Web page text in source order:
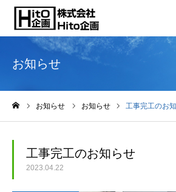
お知らせ
お知らせ お知らせ 工事完工のお
工事完工のお知らせ
2023.04.22